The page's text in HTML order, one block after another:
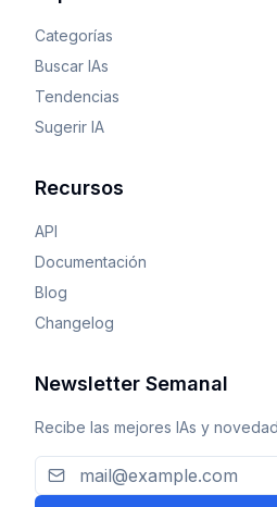
Categorías
Buscar IAs
Tendencias
Sugerir IA
Recursos
API
Documentación
Blog
Changelog
Newsletter Semanal
Recibe las mejores IAs y